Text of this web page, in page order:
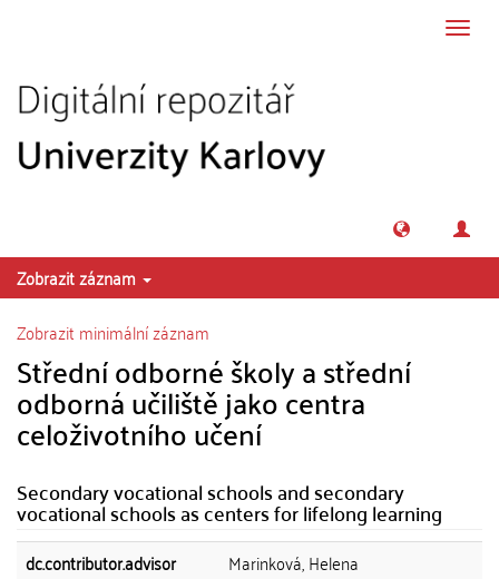
Zobrazit záznam
Zobrazit minimální záznam
Střední odborné školy a střední
odborná učiliště jako centra
celoživotního učení
Secondary vocational schools and secondary
vocational schools as centers for lifelong learning
dc.contributor.advisor
Marinková, Helena